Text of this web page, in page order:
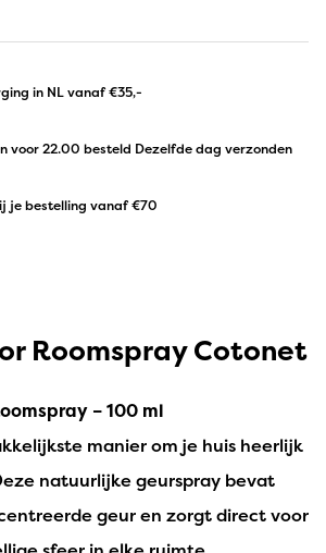
in NLvanaf €35,-
voor 22.00 besteld Dezelfde dag verzonden
je bestelling vanaf €70
Roomspray Cotonet
– 100 ml
manier om je huis heerlijk
natuurlijke geurspray bevat
geur en zorgt direct voor